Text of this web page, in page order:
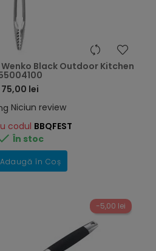
Black Outdoor Kitchen
75,00 lei
Niciun review
codul BBQFEST
În stoc
Adaugă în Coș
-5,00 lei